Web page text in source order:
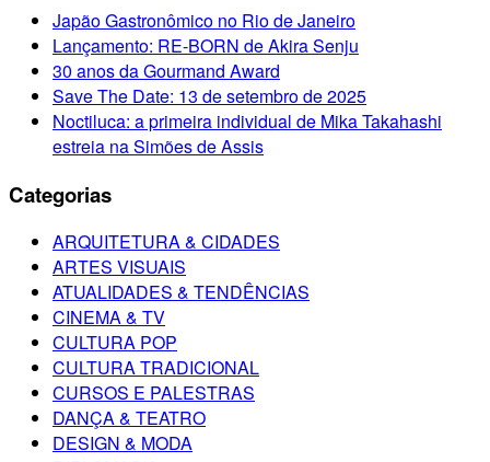
Japão Gastronômico no Rio de Janeiro
Lançamento: RE-BORN de Akira Senju
30 anos da Gourmand Award
Save The Date: 13 de setembro de 2025
Noctiluca: a primeira individual de Mika Takahashi
estreia na Simões de Assis
Categorias
ARQUITETURA & CIDADES
ARTES VISUAIS
ATUALIDADES & TENDÊNCIAS
CINEMA & TV
CULTURA POP
CULTURA TRADICIONAL
CURSOS E PALESTRAS
DANÇA & TEATRO
DESIGN & MODA